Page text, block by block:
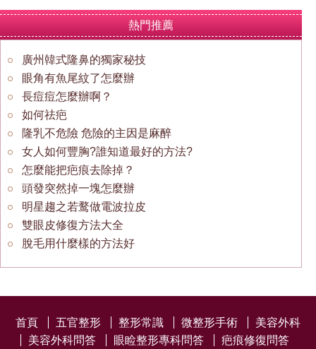
熱門推薦
廣州韓式隆鼻的獨家秘技
眼角有魚尾紋了怎麼辦
長痘痘怎麼辦啊？
如何祛疤
隆乳不危險 危險的主因是麻醉
女人如何豐胸?誰知道最好的方法?
怎麼能把疤痕去除掉？
頭發突然掉一塊怎麼辦
明星趨之若鹜做電波拉皮
雙眼皮修復方法大全
脫毛用什麼樣的方法好
首頁 五官整形 整形常識 微整形手術
美容外科
美容外科問答
眼睑整形專科問答 疤痕修復問答